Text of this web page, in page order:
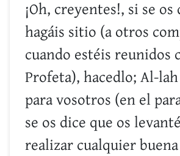
¡Oh, creyentes!, si se os
hagáis sitio (a otros
cuando estéis reunidos
Profeta), hacedlo; Al-
para vosotros (en el
se os dice que os
realizar cualquier